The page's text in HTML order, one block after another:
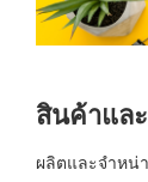
สินค้าแล
ผลิตและจำหน่